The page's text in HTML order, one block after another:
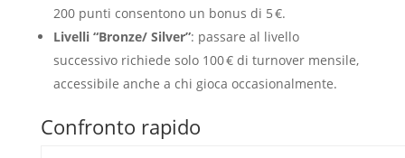
200 punti consentono un bonus di 5 €.
Livelli “Bronze/ Silver”: passare al livello
successivo richiede solo 100 € di turnover mensile,
accessibile anche a chi gioca occasionalmente.
Confronto rapido